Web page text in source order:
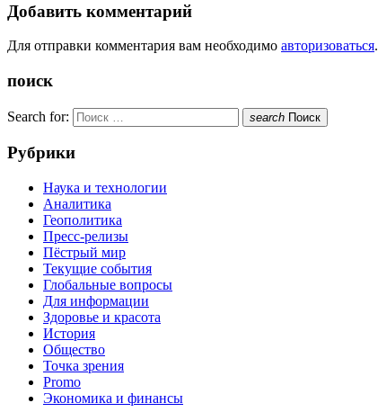
Добавить комментарий
Для отправки комментария вам необходимо авторизоваться.
поиск
Search for: search Поиск
Рубрики
Наука и технологии
Аналитика
Геополитика
Пресс-релизы
Пёстрый мир
Текущие события
Глобальные вопросы
Для информации
Здоровье и красота
История
Общество
Точка зрения
Promo
Экономика и финансы